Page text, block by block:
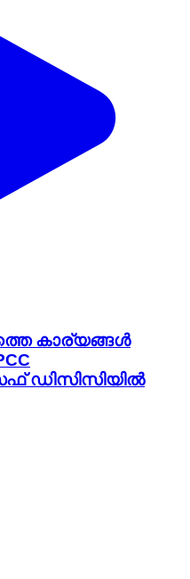
കാര്യങ്ങൾ
ഡിസിസിയിൽ